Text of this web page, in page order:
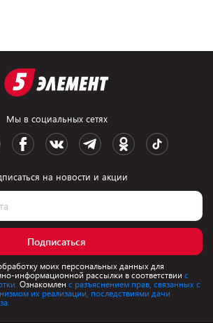
Мы в социальных сетях
на новости и акции
Подписаться
моих персональных данных для
информационной рассылки в соответствии с
Ознакомлен с разъяснением прав, связанных с
их реализации, последствиями дачи